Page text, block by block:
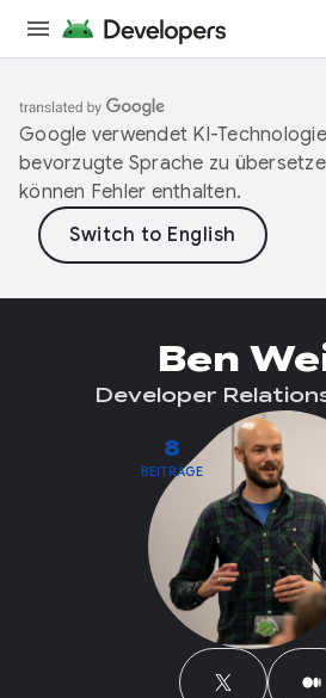
Google verwendet KI-
bevorzugte Sprache zu
können Fehler enthalten.
8
BEITRÄGE
Ben
Developer